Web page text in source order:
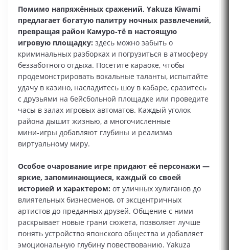
Помимо напряжённых сражений, Yakuza Kiwami
предлагает богатую палитру ночных развлечений,
превращая район Камуро‑тё в настоящую
игровую площадку: здесь можно забыть о
криминальных разборках и погрузиться в атмосферу
беззаботного отдыха. Посетите караоке, чтобы
продемонстрировать вокальные таланты, испытайте
удачу в казино, насладитесь шоу в кабаре, сразитесь
с друзьями на бейсбольной площадке или проведите
часы в залах игровых автоматов. Каждый уголок
района дышит жизнью, а многочисленные
мини‑игры добавляют глубины и реализма
виртуальному миру.
Особое очарование игре придают её персонажи —
яркие, запоминающиеся, каждый со своей
историей и характером: от уличных хулиганов до
влиятельных бизнесменов, от эксцентричных
артистов до преданных друзей. Общение с ними
раскрывает новые грани сюжета, позволяет лучше
понять устройство японского общества и добавляет
эмоциональную глубину повествованию. Yakuza